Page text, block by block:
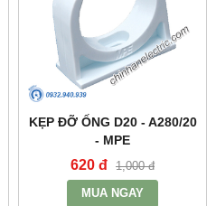
KẸP ĐỠ ỐNG D20 - A280/20
- MPE
620 đ 1,000 đ
MUA NGAY